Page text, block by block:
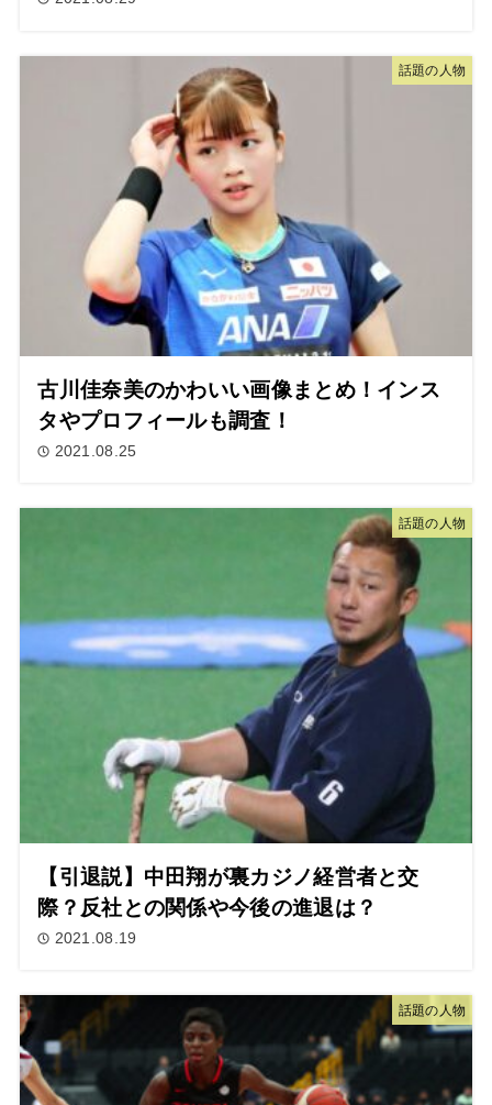
話題の人物
古川佳奈美のかわいい画像まとめ！インス
タやプロフィールも調査！
2021.08.25
話題の人物
【引退説】中田翔が裏カジノ経営者と交
際？反社との関係や今後の進退は？
2021.08.19
話題の人物